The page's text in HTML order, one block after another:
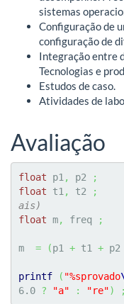
sistemas
Configuração de
configuração de
Integração entre
Tecnologias e
Estudos de caso.
Atividades de
Avaliação
float p1 , p2 ;
float t1 , t2 ;
ais)
float m, freq ;
m = (p1 + t1 + p2
printf ( "%sprovado
6.0 ? "a" : "re") ;